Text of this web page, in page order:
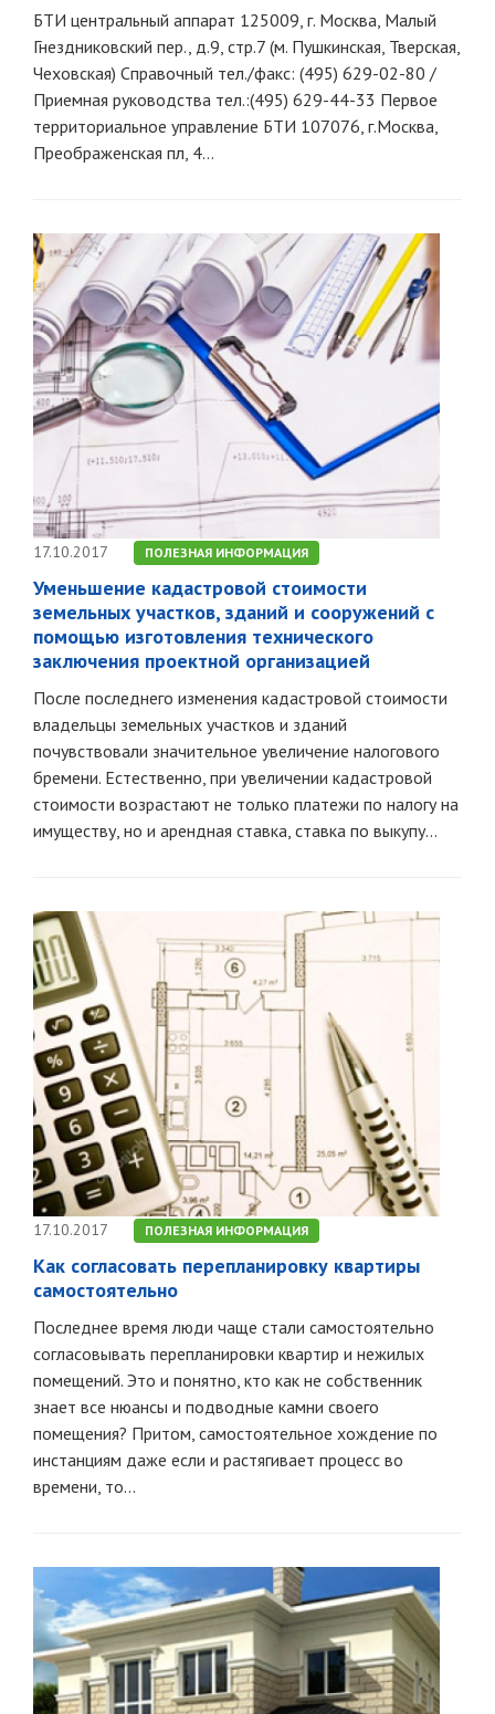
БТИ центральный аппарат 125009, г. Москва, Малый
Гнездниковский пер., д.9, стр.7 (м. Пушкинская, Тверская,
Чеховская) Справочный тел./факс: (495) 629-02-80 /
Приемная руководства тел.:(495) 629-44-33 Первое
территориальное управление БТИ 107076, г.Москва,
Преображенская пл, 4...
17.10.2017 ПОЛЕЗНАЯ ИНФОРМАЦИЯ
Уменьшение кадастровой стоимости
земельных участков, зданий и сооружений с
помощью изготовления технического
заключения проектной организацией
После последнего изменения кадастровой стоимости
владельцы земельных участков и зданий
почувствовали значительное увеличение налогового
бремени. Естественно, при увеличении кадастровой
стоимости возрастают не только платежи по налогу на
имуществу, но и арендная ставка, ставка по выкупу...
17.10.2017 ПОЛЕЗНАЯ ИНФОРМАЦИЯ
Как согласовать перепланировку квартиры
самостоятельно
Последнее время люди чаще стали самостоятельно
согласовывать перепланировки квартир и нежилых
помещений. Это и понятно, кто как не собственник
знает все нюансы и подводные камни своего
помещения? Притом, самостоятельное хождение по
инстанциям даже если и растягивает процесс во
времени, то...